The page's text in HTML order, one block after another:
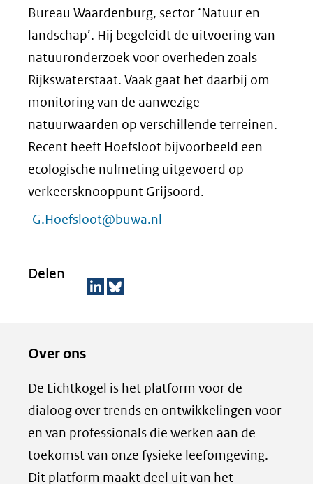
Bureau Waardenburg, sector ‘Natuur en
landschap’. Hij begeleidt de uitvoering van
natuuronderzoek voor overheden zoals
Rijkswaterstaat. Vaak gaat het daarbij om
monitoring van de aanwezige
natuurwaarden op verschillende terreinen.
Recent heeft Hoefsloot bijvoorbeeld een
ecologische nulmeting uitgevoerd op
verkeersknooppunt Grijsoord.
G.Hoefsloot@buwa.nl
Delen
n
o
p
L
i
p
a
g
i
n
Over ons
De Lichtkogel is het platform voor de
dialoog over trends en ontwikkelingen voor
en van professionals die werken aan de
toekomst van onze fysieke leefomgeving.
Dit platform maakt deel uit van het